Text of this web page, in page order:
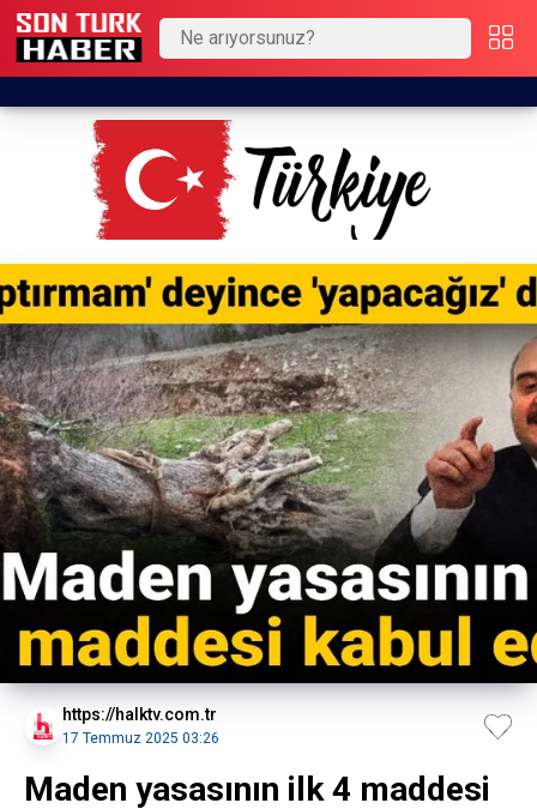
https://halktv.com.tr
17 Temmuz 2025 03:26
Maden yasasının ilk 4 maddesi